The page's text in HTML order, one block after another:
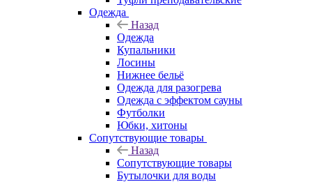
Одежда
Назад
Одежда
Купальники
Лосины
Нижнее бельё
Одежда для разогрева
Одежда с эффектом сауны
Футболки
Юбки, хитоны
Сопутствующие товары
Назад
Сопутствующие товары
Бутылочки для воды